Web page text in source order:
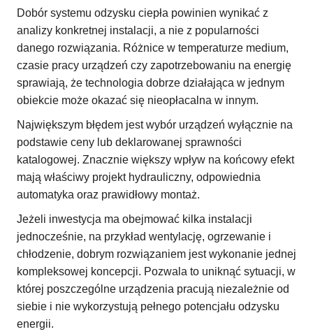
Dobór systemu odzysku ciepła powinien wynikać z
analizy konkretnej instalacji, a nie z popularności
danego rozwiązania. Różnice w temperaturze medium,
czasie pracy urządzeń czy zapotrzebowaniu na energię
sprawiają, że technologia dobrze działająca w jednym
obiekcie może okazać się nieopłacalna w innym.
Największym błędem jest wybór urządzeń wyłącznie na
podstawie ceny lub deklarowanej sprawności
katalogowej. Znacznie większy wpływ na końcowy efekt
mają właściwy projekt hydrauliczny, odpowiednia
automatyka oraz prawidłowy montaż.
Jeżeli inwestycja ma obejmować kilka instalacji
jednocześnie, na przykład wentylację, ogrzewanie i
chłodzenie, dobrym rozwiązaniem jest wykonanie jednej
kompleksowej koncepcji. Pozwala to uniknąć sytuacji, w
której poszczególne urządzenia pracują niezależnie od
siebie i nie wykorzystują pełnego potencjału odzysku
energii.